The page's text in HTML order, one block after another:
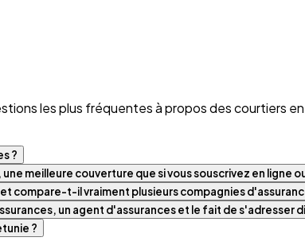
les plus fréquentes à propos des courtiers
?
meilleure couverture que si vous souscrivez en ligne
compare-t-il vraiment plusieurs compagnies
un agent d'assurances et le fait de s'adresser
?